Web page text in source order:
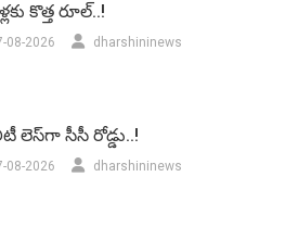
కొత్త రూల్..!
08-2026 dharshininews
లెస్‌గా సీసీ రోడ్డు..!
08-2026 dharshininews